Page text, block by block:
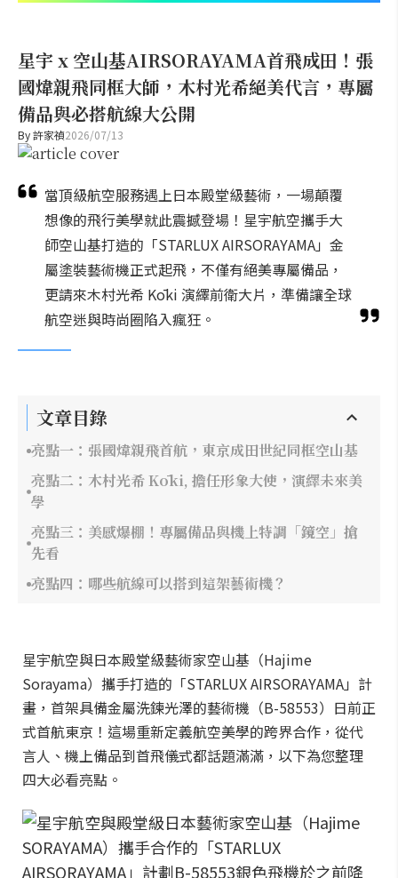
星宇 x 空山基AIRSORAYAMA首飛成田！張
國煒親飛同框大師，木村光希絕美代言，專屬
備品與必搭航線大公開
By許家禎2026/07/13
當頂級航空服務遇上日本殿堂級藝術，一場顛覆
想像的飛行美學就此震撼登場！星宇航空攜手大
師空山基打造的「STARLUX AIRSORAYAMA」金
屬塗裝藝術機正式起飛，不僅有絕美專屬備品，
更請來木村光希 Kōki 演繹前衛大片，準備讓全球
航空迷與時尚圈陷入瘋狂。
文章目錄
亮點一：張國煒親飛首航，東京成田世紀同框空山基
亮點二：木村光希 Kōki, 擔任形象大使，演繹未來美
學
亮點三：美感爆棚！專屬備品與機上特調「鏡空」搶
先看
亮點四：哪些航線可以搭到這架藝術機？
星宇航空與日本殿堂級藝術家空山基（Hajime
Sorayama）攜手打造的「STARLUX AIRSORAYAMA」計
畫，首架具備金屬洗鍊光澤的藝術機（B-58553）日前正
式首航東京！這場重新定義航空美學的跨界合作，從代
言人、機上備品到首飛儀式都話題滿滿，以下為您整理
四大必看亮點。